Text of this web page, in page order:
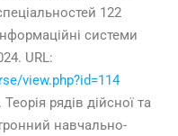
122
системи
URL:
view.php?id=114
рядів дійсної та
навчально-